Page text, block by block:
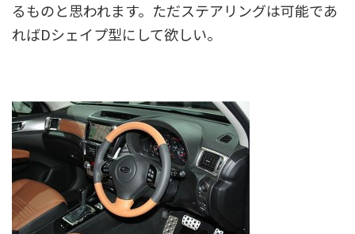
るものと思われます。ただステアリングは可能であ
ればDシェイプ型にして欲しい。